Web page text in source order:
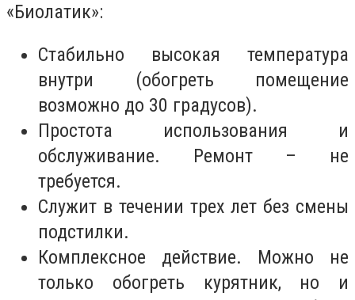
«Биолатик»:
Стабильно высокая температура
внутри (обогреть помещение
возможно до 30 градусов).
Простота использования и
обслуживание. Ремонт – не
требуется.
Служит в течении трех лет без смены
подстилки.
Комплексное действие. Можно не
только обогреть курятник, но и